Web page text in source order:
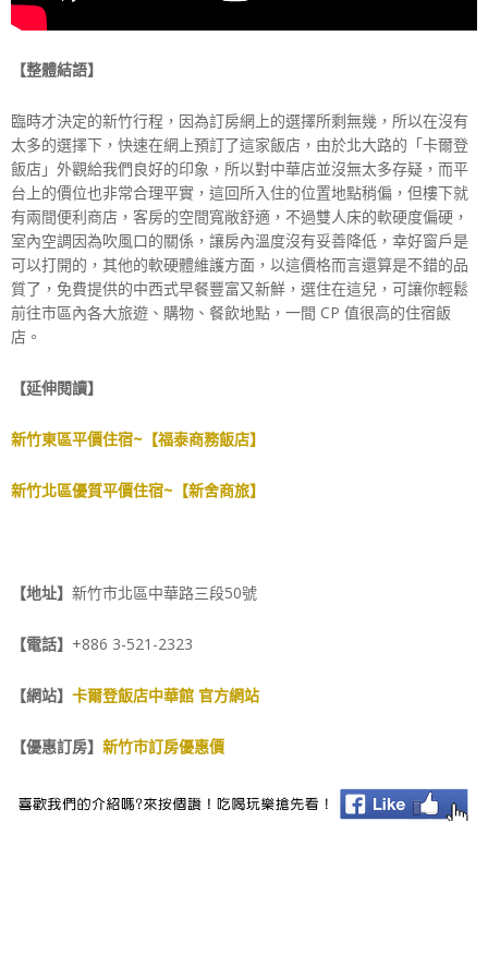
【整體結語】
臨時才決定的新竹行程，因為訂房網上的選擇所剩無幾，所以在沒有
太多的選擇下，快速在網上預訂了這家飯店，由於北大路的「卡爾登
飯店」外觀給我們良好的印象，所以對中華店並沒無太多存疑，而平
台上的價位也非常合理平實，這回所入住的位置地點稍偏，但樓下就
有兩間便利商店，客房的空間寬敞舒適，不過雙人床的軟硬度偏硬，
室內空調因為吹風口的關係，讓房內溫度沒有妥善降低，幸好窗戶是
可以打開的，其他的軟硬體維護方面，以這價格而言還算是不錯的品
質了，免費提供的中西式早餐豐富又新鮮，選住在這兒，可讓你輕鬆
前往市區內各大旅遊、購物、餐飲地點，一間 CP 值很高的住宿飯
店。
【延伸閱讀】
新竹東區平價住宿~【福泰商務飯店】
新竹北區優質平價住宿~【新舍商旅】
【地址】 新竹市北區中華路三段50號
【電話】 +886 3-521-2323
【網站】 卡爾登飯店中華館 官方網站
【優惠訂房】 新竹市訂房優惠價